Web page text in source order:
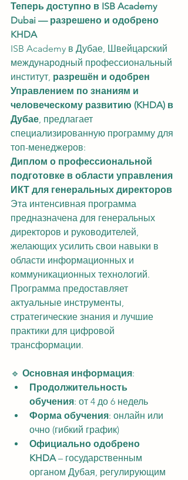
Теперь доступно в ISB Academy
Dubai — разрешено и одобрено
KHDA
ISB Academy в Дубае, Швейцарский
международный профессиональный
институт, разрешён и одобрен
Управлением по знаниям и
человеческому развитию (KHDA) в
Дубае, предлагает
специализированную программу для
топ-менеджеров:
Диплом о профессиональной
подготовке в области управления
ИКТ для генеральных директоров
Эта интенсивная программа
предназначена для генеральных
директоров и руководителей,
желающих усилить свои навыки в
области информационных и
коммуникационных технологий.
Программа предоставляет
актуальные инструменты,
стратегические знания и лучшие
практики для цифровой
трансформации.
🔹 Основная информация:
Продолжительность
обучения: от 4 до 6 недель
Форма обучения: онлайн или
очно (гибкий график)
Официально одобрено
KHDA – государственным
органом Дубая, регулирующим